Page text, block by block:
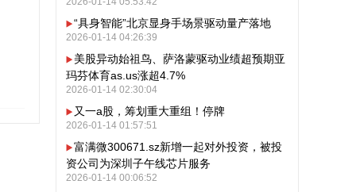
“具身智能”北京显身手场景驱动量产落地
2026-01-14 04:26:39
美股异动始祖鸟、萨洛蒙驱动业绩超预期亚
玛芬体育as.us涨超4.7%
2026-01-14 02:30:04
又一a股，筹划重大重组！停牌
2026-01-14 01:57:51
富满微300671.sz新增一起对外投资，被投
资公司为深圳子午线芯片服务
2026-01-14 00:06:52